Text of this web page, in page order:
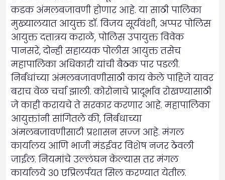
कडक अंमलबजावणी होणार आहे. या साठी पालिका
मुख्यालयात आयुक्त डॉ. विजय सूर्यवंशी, अप्पर पोलिस
आयुक्त दत्तात्रय कराळे, पोलिस उपायुक्त विवेक
पानसरे, दोन्ही सहाय्यक पोलीस आयुक्त तसेच
महापालिका अधिकारी यांची बैठक पार पडली.
निर्बंधांच्या अंमलबजावणीसाठी काय केले पाहिजे यावर
बराच वेळ चर्चा झाली. कोरोनाचे प्रादूर्भाव रोखण्यासाठी
जे काही करायचे ते सरकार करणार आहे. महापालिका
आयुक्तांनी सांगितले की, निर्बधाच्या
अंमलबजावणीसाटी प्रशासन सज्ज आहे. मंगल
कार्यालय आणि भाजी मंडईवर विशेष नजर ठेवली
जाईल. नियमांचे उल्लंघन केल्यास तर मंगल
कार्यालये ३० एप्रिलर्पयत सिल करण्यात येतील.